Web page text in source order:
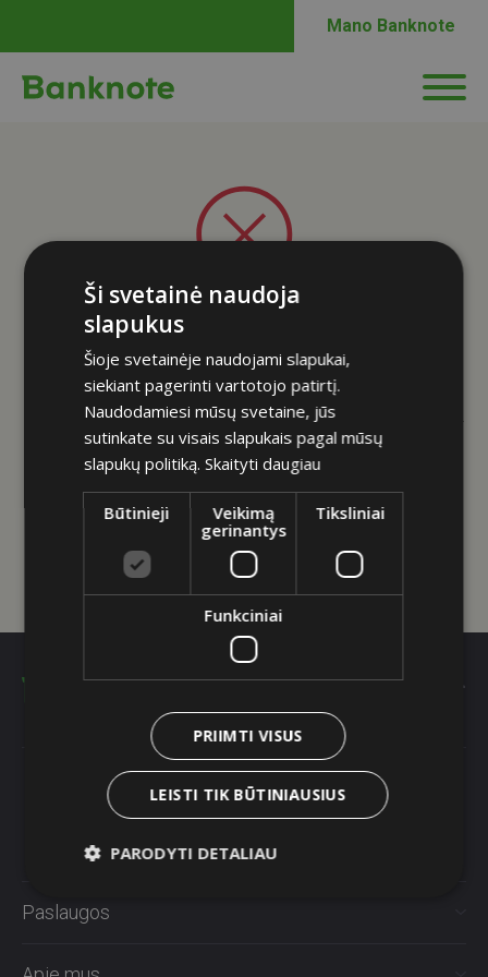
Mano Banknote
Mokėjimas negautas.
Atrodo, kad mokėjimo procese įvyko klaida. Bandykite sumokėti dar kartą.
Bandykite dar kartą
Paslaugos
Ši svetainė naudoja
slapukus
Šioje svetainėje naudojami slapukai,
siekiant pagerinti vartotojo patirtį.
Naudodamiesi mūsų svetaine, jūs
sutinkate su visais slapukais pagal mūsų
slapukų politiką.Skaityti daugiau
Būtinieji
Veikimą
gerinantys
Tiksliniai
Funkciniai
PRIIMTI VISUS
LEISTI TIK BŪTINIAUSIUS
PARODYTI DETALIAU